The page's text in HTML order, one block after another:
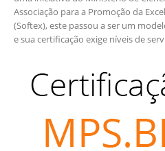
Associação para a Promoção da
(Softex), este passou a ser um
e sua certificação exige níveis de